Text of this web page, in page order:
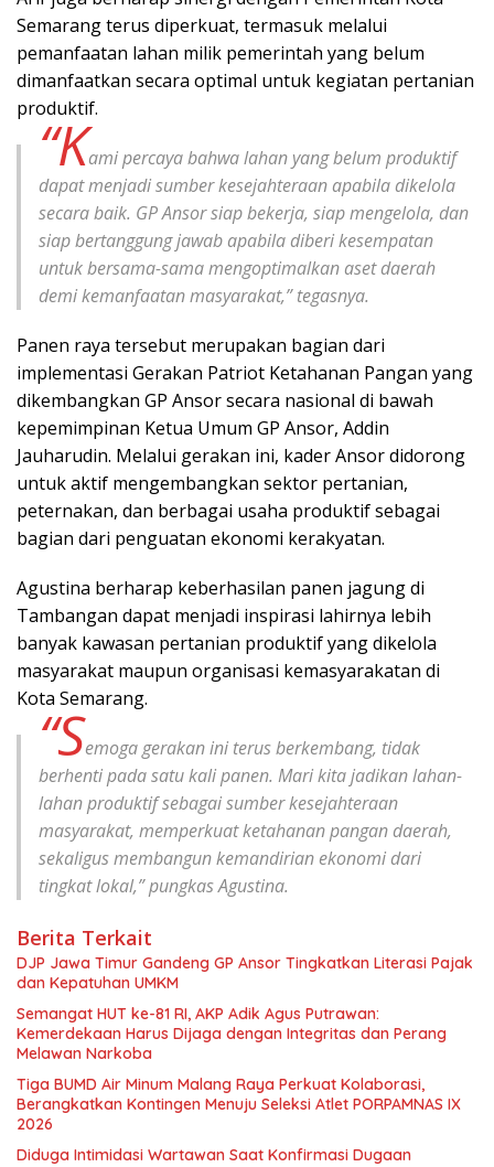
Semarang terus diperkuat, termasuk melalui
pemanfaatan lahan milik pemerintah yang belum
dimanfaatkan secara optimal untuk kegiatan pertanian
produktif.
“Kami percaya bahwa lahan yang belum produktif
dapat menjadi sumber kesejahteraan apabila dikelola
secara baik. GP Ansor siap bekerja, siap mengelola, dan
siap bertanggung jawab apabila diberi kesempatan
untuk bersama-sama mengoptimalkan aset daerah
demi kemanfaatan masyarakat,” tegasnya.
Panen raya tersebut merupakan bagian dari
implementasi Gerakan Patriot Ketahanan Pangan yang
dikembangkan GP Ansor secara nasional di bawah
kepemimpinan Ketua Umum GP Ansor, Addin
Jauharudin. Melalui gerakan ini, kader Ansor didorong
untuk aktif mengembangkan sektor pertanian,
peternakan, dan berbagai usaha produktif sebagai
bagian dari penguatan ekonomi kerakyatan.
Agustina berharap keberhasilan panen jagung di
Tambangan dapat menjadi inspirasi lahirnya lebih
banyak kawasan pertanian produktif yang dikelola
masyarakat maupun organisasi kemasyarakatan di
Kota Semarang.
“Semoga gerakan ini terus berkembang, tidak
berhenti pada satu kali panen. Mari kita jadikan lahan-
lahan produktif sebagai sumber kesejahteraan
masyarakat, memperkuat ketahanan pangan daerah,
sekaligus membangun kemandirian ekonomi dari
tingkat lokal,” pungkas Agustina.
Berita Terkait
DJP Jawa Timur Gandeng GP Ansor Tingkatkan Literasi Pajak
dan Kepatuhan UMKM
Semangat HUT ke-81 RI, AKP Adik Agus Putrawan:
Kemerdekaan Harus Dijaga dengan Integritas dan Perang
Melawan Narkoba
Tiga BUMD Air Minum Malang Raya Perkuat Kolaborasi,
Berangkatkan Kontingen Menuju Seleksi Atlet PORPAMNAS IX
2026
Diduga Intimidasi Wartawan Saat Konfirmasi Dugaan